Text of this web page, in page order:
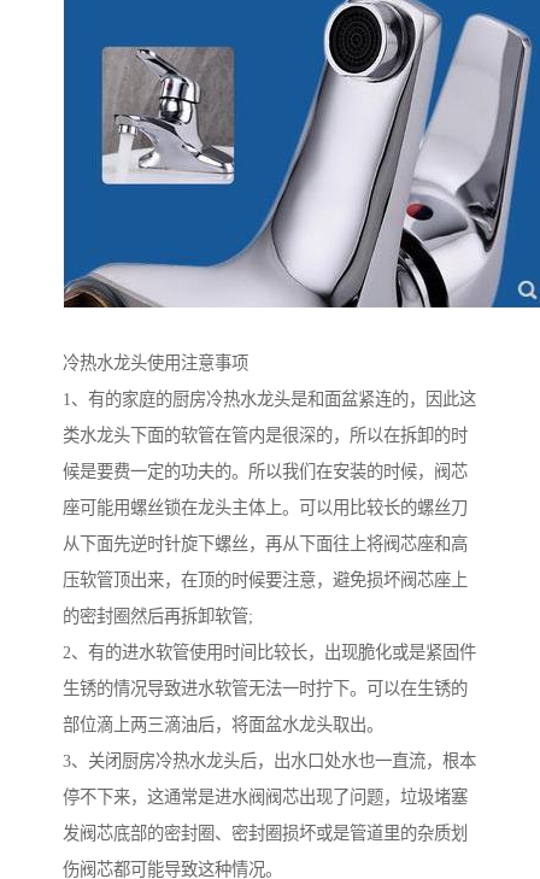
冷热水龙头使用注意事项
1、有的家庭的厨房冷热水龙头是和面盆紧连的，因此这
类水龙头下面的软管在管内是很深的，所以在拆卸的时
候是要费一定的功夫的。所以我们在安装的时候，阀芯
座可能用螺丝锁在龙头主体上。可以用比较长的螺丝刀
从下面先逆时针旋下螺丝，再从下面往上将阀芯座和高
压软管顶出来，在顶的时候要注意，避免损坏阀芯座上
的密封圈然后再拆卸软管;
2、有的进水软管使用时间比较长，出现脆化或是紧固件
生锈的情况导致进水软管无法一时拧下。可以在生锈的
部位滴上两三滴油后，将面盆水龙头取出。
3、关闭厨房冷热水龙头后，出水口处水也一直流，根本
停不下来，这通常是进水阀阀芯出现了问题，垃圾堵塞
发阀芯底部的密封圈、密封圈损坏或是管道里的杂质划
伤阀芯都可能导致这种情况。